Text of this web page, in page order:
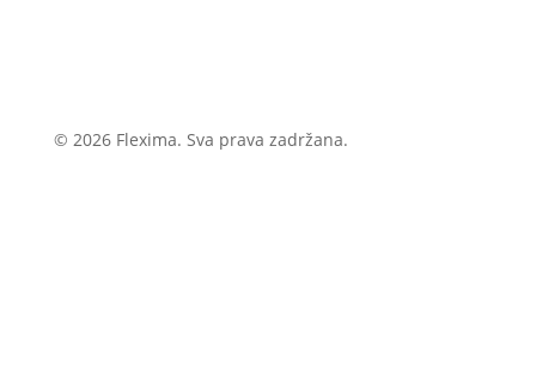
© 2026 Flexima. Sva prava zadržana.